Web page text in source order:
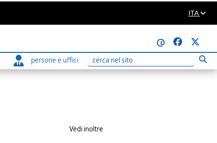
ITA
@
persone e uffici
Ricerca
Vedi inoltre